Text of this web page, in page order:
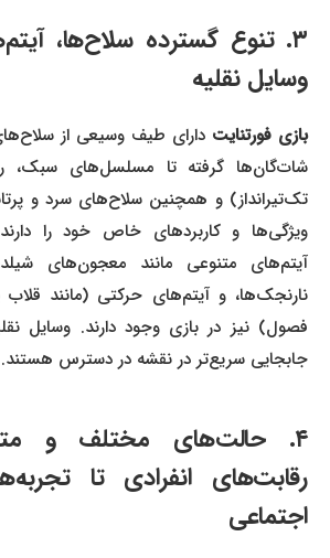
۳. تنوع گسترده سلاح‌ها،
وسایل نقلیه
بازی فورتنایتدارای طیف وسیعی از سلاح‌های
شات‌گان‌ها گرفته تا مسلسل‌های سبک،
تک‌تیرانداز) و همچنین سلاح‌های سرد و
ویژگی‌ها و کاربردهای خاص خود را دارند.
آیتم‌های متنوعی مانند معجون‌های شیلد،
نارنجک‌ها، و آیتم‌های حرکتی (مانند
فصول) نیز در بازی وجود دارند. وسایل
جابجایی سریع‌تر در نقشه در دسترس هستند.
۴. حالت‌های مختلف و
رقابت‌های انفرادی تا
اجتماعی